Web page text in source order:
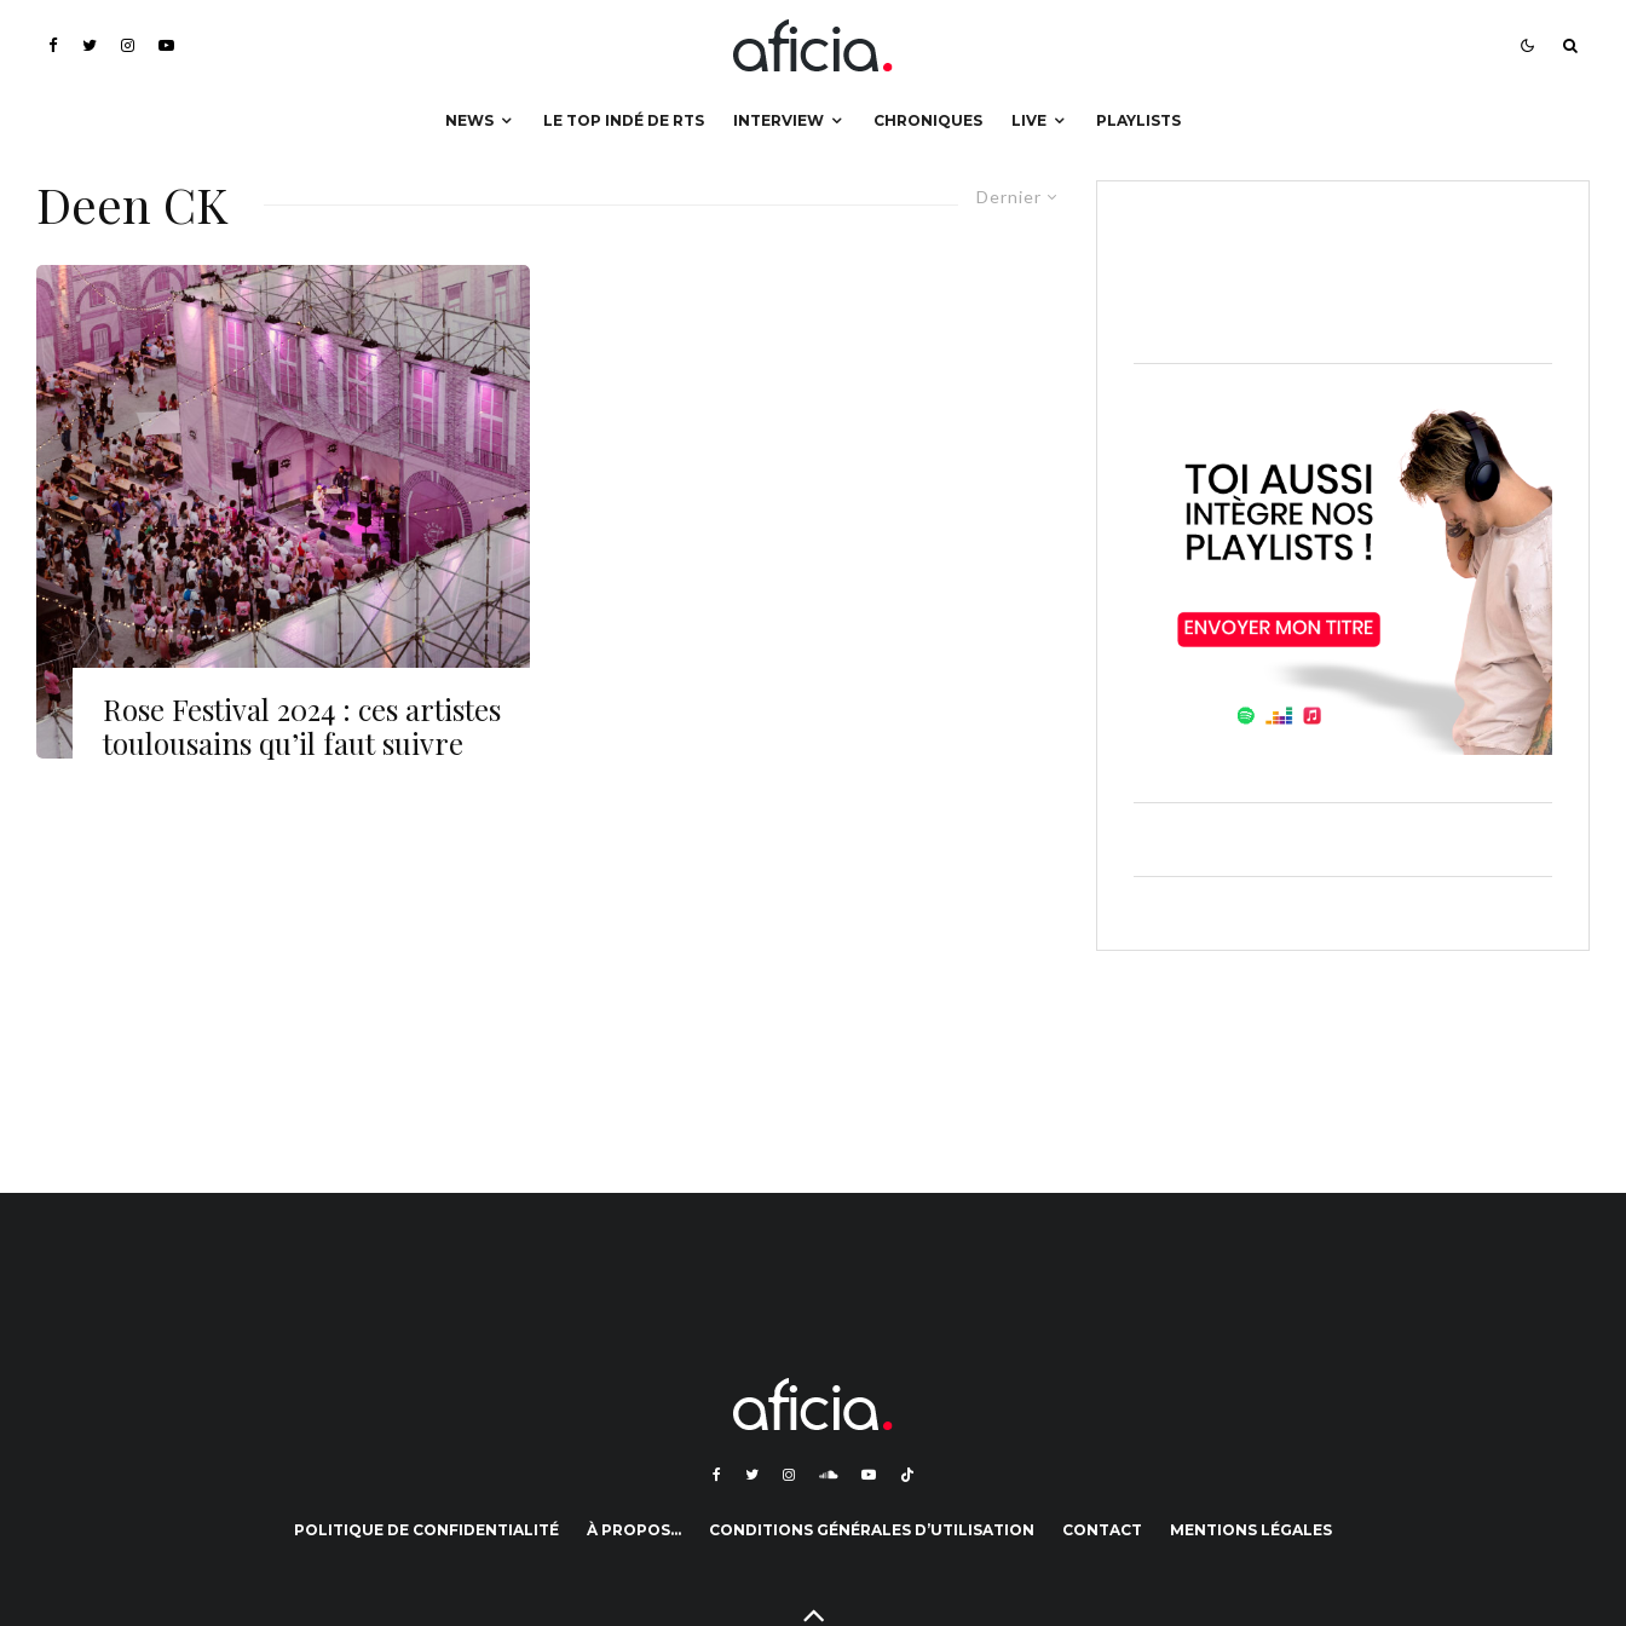
NEWS LE TOP INDÉ DE RTS INTERVIEW CHRONIQUES LIVE PLAYLISTS
Dernier
Deen CK
Rose Festival 2024 : ces artistes
toulousains qu’il faut suivre
POLITIQUE DE CONFIDENTIALITÉ À PROPOS… CONDITIONS GÉNÉRALES D’UTILISATION CONTACT MENTIONS LÉGALES